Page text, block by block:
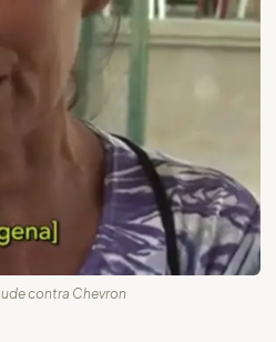
contra Chevron